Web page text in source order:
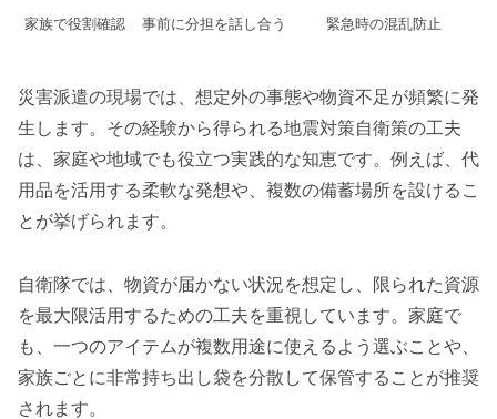
家族で役割確認 事前に分担を話し合う 緊急時の混乱防止
災害派遣の現場では、想定外の事態や物資不足が頻繁に発
生します。その経験から得られる地震対策自衛策の工夫
は、家庭や地域でも役立つ実践的な知恵です。例えば、代
用品を活用する柔軟な発想や、複数の備蓄場所を設けるこ
とが挙げられます。
自衛隊では、物資が届かない状況を想定し、限られた資源
を最大限活用するための工夫を重視しています。家庭で
も、一つのアイテムが複数用途に使えるよう選ぶことや、
家族ごとに非常持ち出し袋を分散して保管することが推奨
されます。